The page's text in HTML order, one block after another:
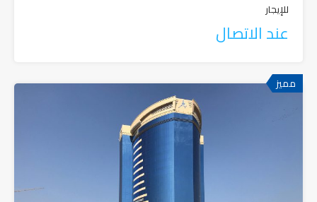
للإيجار
عند الاتصال
مميز